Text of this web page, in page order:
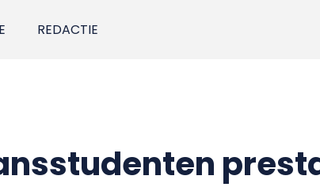
REDACTIE